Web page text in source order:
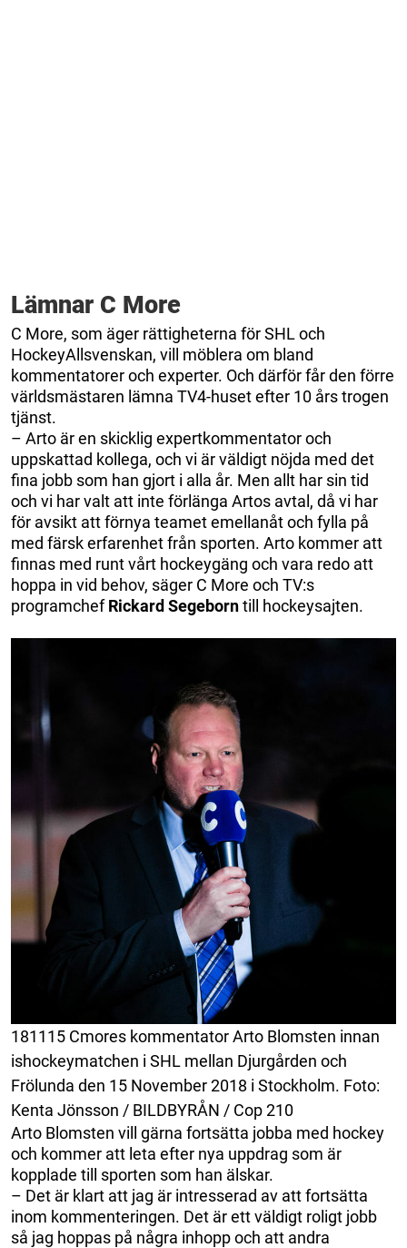
Lämnar C More
C More, som äger rättigheterna för SHL och
HockeyAllsvenskan, vill möblera om bland
kommentatorer och experter. Och därför får den förre
världsmästaren lämna TV4-huset efter 10 års trogen
tjänst.
– Arto är en skicklig expertkommentator och
uppskattad kollega, och vi är väldigt nöjda med det
fina jobb som han gjort i alla år. Men allt har sin tid
och vi har valt att inte förlänga Artos avtal, då vi har
för avsikt att förnya teamet emellanåt och fylla på
med färsk erfarenhet från sporten. Arto kommer att
finnas med runt vårt hockeygäng och vara redo att
hoppa in vid behov, säger C More och TV:s
programchefRickard Segeborntill hockeysajten.
181115 Cmores kommentator Arto Blomsten innan
ishockeymatchen i SHL mellan Djurgården och
Frölunda den 15 November 2018 i Stockholm. Foto:
Kenta Jönsson / BILDBYRÅN / Cop 210
Arto Blomsten vill gärna fortsätta jobba med hockey
och kommer att leta efter nya uppdrag som är
kopplade till sporten som han älskar.
– Det är klart att jag är intresserad av att fortsätta
inom kommenteringen. Det är ett väldigt roligt jobb
så jag hoppas på några inhopp och att andra